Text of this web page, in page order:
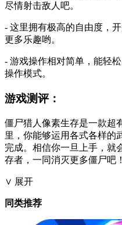
尽情射击敌人吧。
- 这里拥有极高的自由度，
更多乐趣哟。
- 游戏操作相对简单，能轻
操作模式。
游戏测评：
僵尸猎人像素生存是一款超
里，你能够运用各式各样的
完成。相信你一旦上手，就
存者，一同消灭更多僵尸吧！
∨ 展开
同类推荐